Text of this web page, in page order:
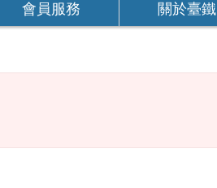
會員服務 關於臺鐵